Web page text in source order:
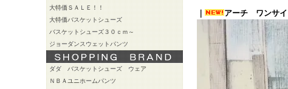
大特価ＳＡＬＥ！！
大特価バスケットシューズ
バスケットシューズ３０ｃｍ～
ジョーダンスウェットパンツ
ダダ バスケットシューズ ウェア
ＮＢＡユニホームパンツ
アーチ ワンサ